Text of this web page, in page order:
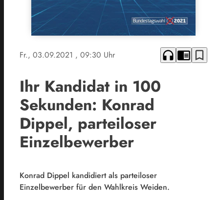
Fr., 03.09.2021 , 09:30 Uhr headphones chrome_reader_mode bookmark_border
Ihr Kandidat in 100
Sekunden: Konrad
Dippel, parteiloser
Einzelbewerber
Konrad Dippel kandidiert als parteiloser
Einzelbewerber für den Wahlkreis Weiden.